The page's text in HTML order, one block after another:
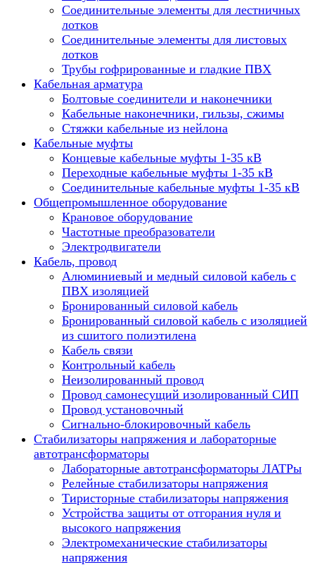
Соединительные элементы для лестничных
лотков
Соединительные элементы для листовых
лотков
Трубы гофрированные и гладкие ПВХ
Кабельная арматура
Болтовые соединители и наконечники
Кабельные наконечники, гильзы, сжимы
Стяжки кабельные из нейлона
Кабельные муфты
Концевые кабельные муфты 1-35 кВ
Переходные кабельные муфты 1-35 кВ
Соединительные кабельные муфты 1-35 кВ
Общепромышленное оборудование
Крановое оборудование
Частотные преобразователи
Электродвигатели
Кабель, провод
Алюминиевый и медный силовой кабель с
ПВХ изоляцией
Бронированный силовой кабель
Бронированный силовой кабель с изоляцией
из сшитого полиэтилена
Кабель связи
Контрольный кабель
Неизолированный провод
Провод самонесущий изолированный СИП
Провод установочный
Сигнально-блокировочный кабель
Стабилизаторы напряжения и лабораторные
автотрансформаторы
Лабораторные автотрансформаторы ЛАТРы
Релейные стабилизаторы напряжения
Тиристорные стабилизаторы напряжения
Устройства защиты от отгорания нуля и
высокого напряжения
Электромеханические стабилизаторы
напряжения